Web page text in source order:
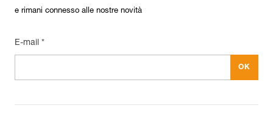
e rimani connesso alle nostre novità
E-mail *